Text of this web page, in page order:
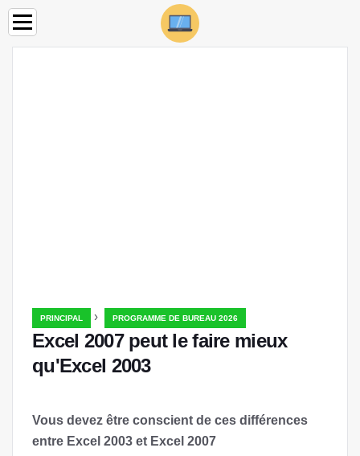
PRINCIPAL › PROGRAMME DE BUREAU 2026
Excel 2007 peut le faire mieux
qu'Excel 2003
Vous devez être conscient de ces différences
entre Excel 2003 et Excel 2007